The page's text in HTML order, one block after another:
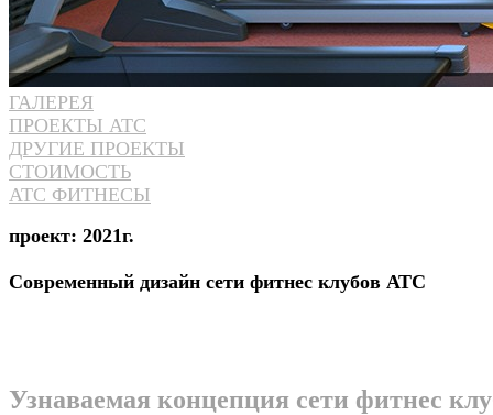
ГАЛЕРЕЯ
ПРОЕКТЫ АТС
ДРУГИЕ ПРОЕКТЫ
СТОИМОСТЬ
АТС ФИТНЕСЫ
проект: 2021г.
Современный дизайн сети фитнес клубов АТС
Узнаваемая концепция сети фитнес